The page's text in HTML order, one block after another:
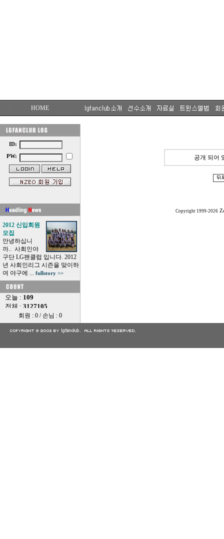
HOME
ID:
PW:
2012 신입회원
모집
안녕하십니
까.. 사회인야
구단 LG팬클럽 입니다. 2012
년 사회인리그 시즌을 맞이하
여 야구에 ... fullstory >>
회원 : 0 / 손님 : 0
공개 되어
Copyright 1999-2026